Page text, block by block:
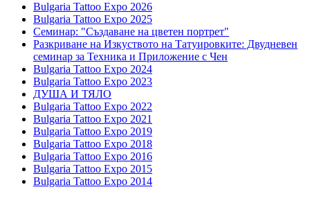
Bulgaria Tattoo Expo 2026
Bulgaria Tattoo Expo 2025
Семинар: "Създаване на цветен портрет"
Разкриване на Изкуството на Татуировките: Двудневен
семинар за Техника и Приложение с Чен
Bulgaria Tattoo Expo 2024
Bulgaria Tattoo Expo 2023
ДУША И ТЯЛО
Bulgaria Tattoo Expo 2022
Bulgaria Tattoo Expo 2021
Bulgaria Tattoo Expo 2019
Bulgaria Tattoo Expo 2018
Bulgaria Tattoo Expo 2016
Bulgaria Tattoo Expo 2015
Bulgaria Tattoo Expo 2014